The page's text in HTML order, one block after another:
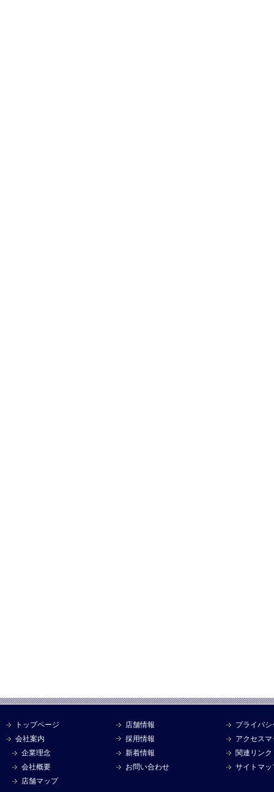
トップページ
会社案内
企業理念
会社概要
店舗マップ
店舗情報
採用情報
新着情報
お問い合わせ
プライバ
アクセスマ
関連リンク
サイトマッ